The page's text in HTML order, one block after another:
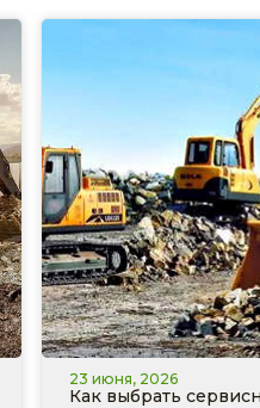
23 июня, 2026
Как выбрать